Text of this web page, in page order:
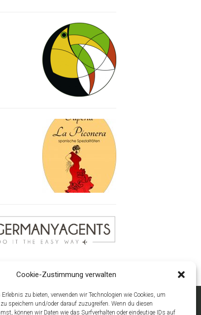
Cookie-Zustimmung verwalten
zu bieten, verwenden wir Technologien wie Cookies, um
speichern und/oder darauf zuzugreifen. Wenn du diesen
können wir Daten wie das Surfverhalten oder eindeutige IDs auf